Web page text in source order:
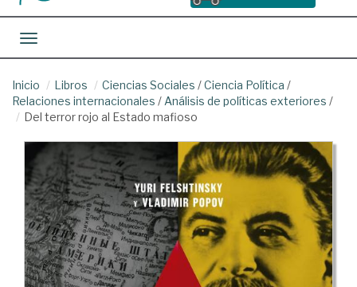
Toggle navigation
Inicio Libros Ciencias Sociales /Ciencia Política /
Relaciones internacionales / Análisis de políticas exteriores /
Del terror rojo al Estado mafioso